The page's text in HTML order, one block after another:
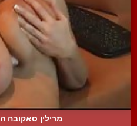
מרילין סאקובה